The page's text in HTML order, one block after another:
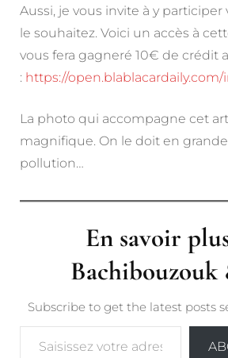
Aussi, je vous invite à y participer
le souhaitez. Voici un accès à
vous fera gagneré 10€ de crédit
: https://open.blablacardaily.com/
La photo qui accompagne cet
magnifique. On le doit en
pollution…
En savoir
Bachibouzouk
Subscribe to get the latest posts
Saisissez votre adresse e-mail…